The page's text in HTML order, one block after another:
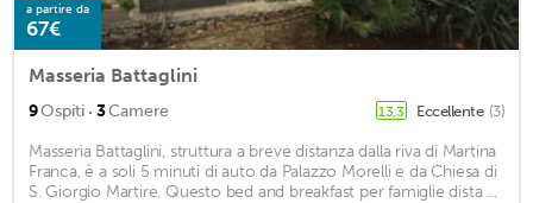
a partire da
67€
Masseria Battaglini
9Ospiti · 3Camere 13,3 Eccellente (3)
Masseria Battaglini, struttura a breve distanza dalla riva di Martina
Franca, è a soli 5 minuti di auto da Palazzo Morelli e da Chiesa di
S. Giorgio Martire. Questo bed and breakfast per famiglie dista ...